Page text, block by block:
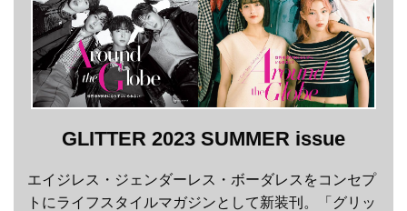
GLITTER 2023 SUMMER issue
エイジレス・ジェンダーレス・ボーダレスをコンセプ
トにライフスタイルマガジンとして新装刊。「グリッ